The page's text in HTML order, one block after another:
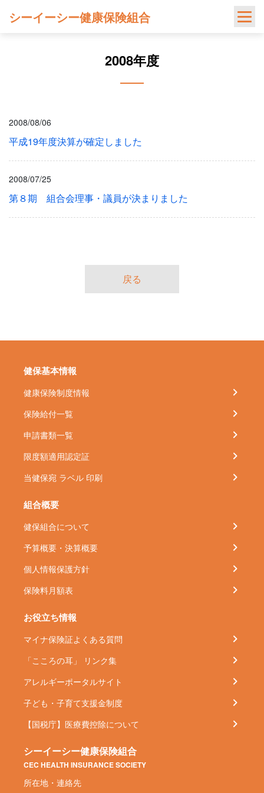
シーイーシー健康保険組合
2008年度
2008/08/06
平成19年度決算が確定しました
2008/07/25
第８期 組合会理事・議員が決まりました
戻る
健保基本情報
健康保険制度情報
保険給付一覧
申請書類一覧
限度額適用認定証
当健保宛 ラベル 印刷
組合概要
健保組合について
予算概要・決算概要
個人情報保護方針
保険料月額表
お役立ち情報
マイナ保険証よくある質問
「こころの耳」 リンク集
アレルギーポータルサイト
子ども・子育て支援金制度
【国税庁】医療費控除について
シーイーシー健康保険組合
CEC HEALTH INSURANCE SOCIETY
所在地・連絡先